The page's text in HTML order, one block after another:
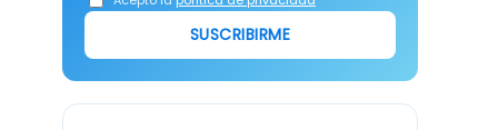
SUSCRIBIRME